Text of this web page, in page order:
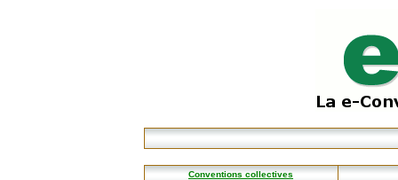
Conventions collectives